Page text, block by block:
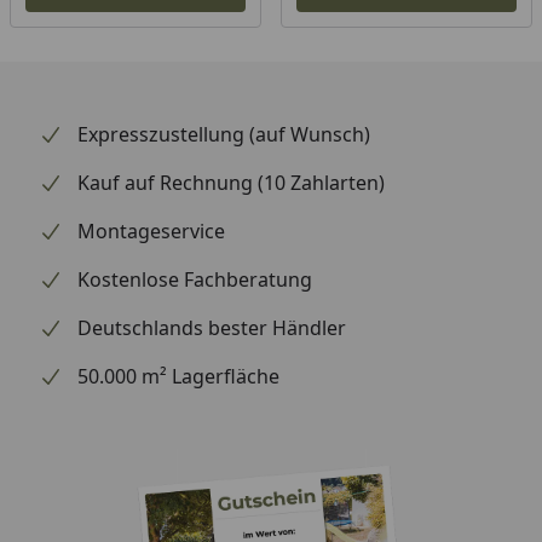
Bedarf an
1 Rolle á 10 m (optional
(LxBxH)
Gewicht
150 kg
Montage
Montage zum günstigen
Festpreis möglich
Optionale Erweiterungen (siehe Reiter "Zubehör"):
Palmako Dachpappennägel
Expresszustellung (auf Wunsch)
Kauf auf Rechnung (10 Zahlarten)
Montageservice
Kostenlose Fachberatung
Deutschlands bester Händler
50.000 m² Lagerfläche